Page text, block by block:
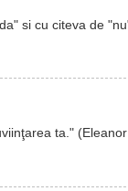
si cu citeva de
ta."